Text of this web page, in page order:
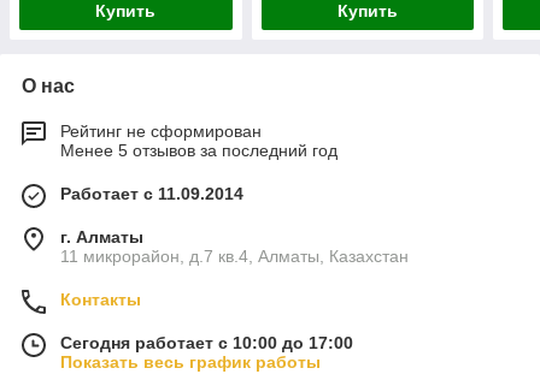
Купить Купить
О нас
Рейтинг не сформирован
Менее 5 отзывов за последний год
Работает с 11.09.2014
г. Алматы
11 микрорайон, д.7 кв.4, Алматы, Казахстан
Контакты
Сегодня работает с 10:00 до 17:00
Показать весь график работы